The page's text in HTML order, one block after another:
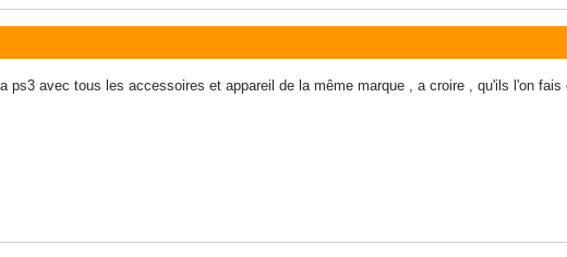
ps3 avec tous les accessoires et appareil de la même marque , a croire , qu'ils l'on fais